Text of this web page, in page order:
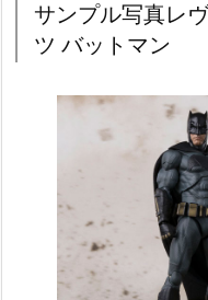
サンプル写真レ
ツ バットマン